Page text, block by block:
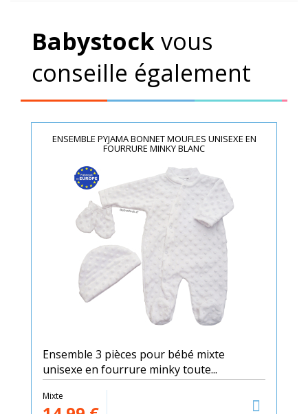
Babystockvous
conseille également
ENSEMBLE PYJAMA BONNET MOUFLES UNISEXE EN
FOURRURE MINKY BLANC
Ensemble 3 pièces pour bébé mixte
unisexe en fourrure minky toute...
Mixte